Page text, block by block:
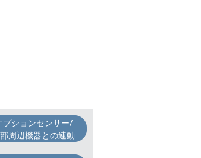
プションセンサー/
周辺機器との連動